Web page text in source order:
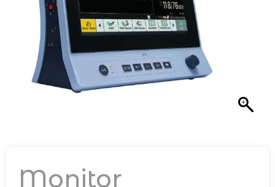
Monitor